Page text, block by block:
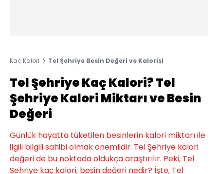
Kaç Kalori Tel Şehriye Besin Değeri ve Kalorisi
Tel Şehriye Kaç Kalori? Tel
Şehriye Kalori Miktarı ve Besin
Değeri
Günlük hayatta tüketilen besinlerin kalori miktarı ile
ilgili bilgili sahibi olmak önemlidir. Tel Şehriye kalori
değeri de bu noktada oldukça araştırılır. Peki, Tel
Şehriye kaç kalori, besin değeri nedir? İşte, Tel